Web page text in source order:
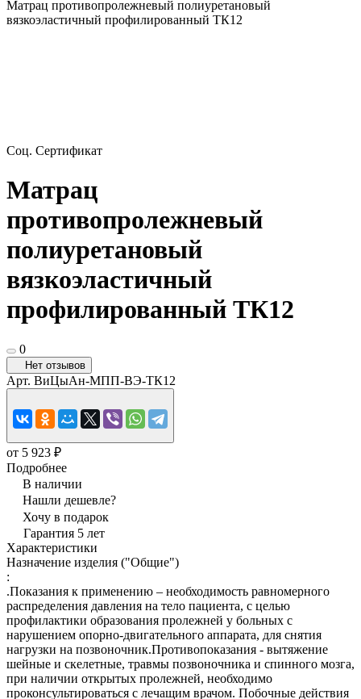
Матрац противопролежневый полиуретановый
вязкоэластичный профилированный ТК12
Соц. Сертификат
Матрац
противопролежневый
полиуретановый
вязкоэластичный
профилированный ТК12
0
Нет отзывов
Арт. ВиЦыАн-МПП-ВЭ-ТК12
от 5 923 ₽
Подробнее
В наличии
Нашли дешевле?
Хочу в подарок
Гарантия 5 лет
Характеристики
Назначение изделия ("Общие")
:
.Показания к применению – необходимость равномерного
распределения давления на тело пациента, с целью
профилактики образования пролежней у больных с
нарушением опорно-двигательного аппарата, для снятия
нагрузки на позвоночник.Противопоказания - вытяжение
шейные и скелетные, травмы позвоночника и спинного мозга,
при наличии открытых пролежней, необходимо
проконсультироваться с лечащим врачом. Побочные действия